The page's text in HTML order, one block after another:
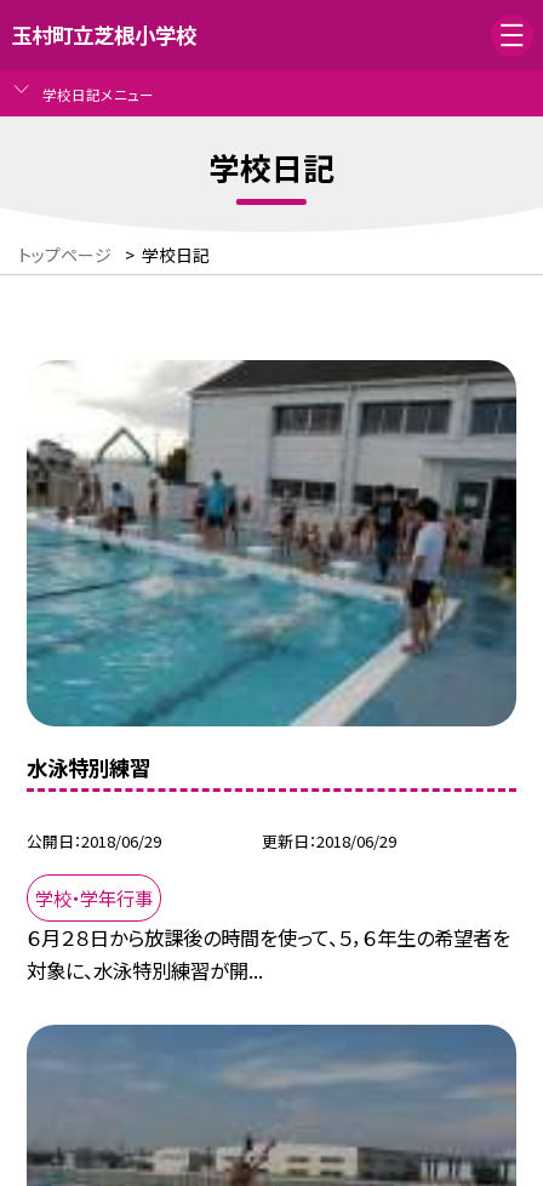
玉村町立芝根小学校
学校日記メニュー
学校日記
トップページ > 学校日記
水泳特別練習
公開日 2018/06/29 更新日 2018/06/29
学校・学年行事
６月２８日から放課後の時間を使って、５，６年生の希望者を
対象に、水泳特別練習が開...